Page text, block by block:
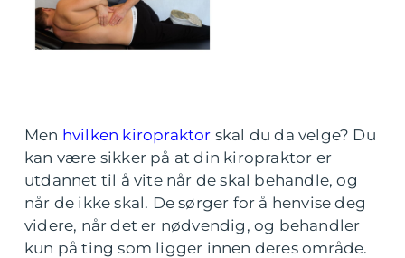
Men hvilken kiropraktor skal du da velge? Du
kan være sikker på at din kiropraktor er
utdannet til å vite når de skal behandle, og
når de ikke skal. De sørger for å henvise deg
videre, når det er nødvendig, og behandler
kun på ting som ligger innen deres område.